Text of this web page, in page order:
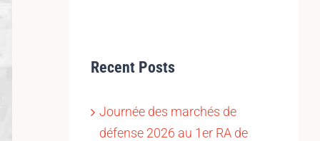
Recent Posts
Journée des marchés de
défense 2026 au 1er RA de